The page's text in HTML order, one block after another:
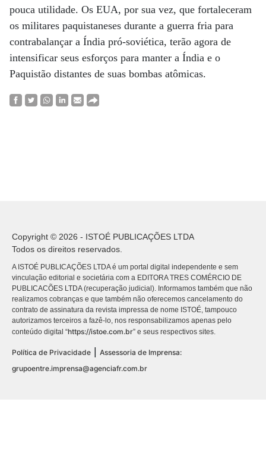
pouca utilidade. Os EUA, por sua vez, que fortaleceram
os militares paquistaneses durante a guerra fria para
contrabalançar a Índia pró-soviética, terão agora de
intensificar seus esforços para manter a Índia e o
Paquistão distantes de suas bombas atômicas.
Copyright © 2026 - ISTOÉ PUBLICAÇÕES LTDA
Todos os direitos reservados.
A ISTOÉ PUBLICAÇÕES LTDA é um portal digital independente e sem
vinculação editorial e societária com a EDITORA TRES COMÉRCIO DE
PUBLICACÕES LTDA (recuperação judicial). Informamos também que não
realizamos cobranças e que também não oferecemos cancelamento do
contrato de assinatura da revista impressa de nome ISTOÉ, tampouco
autorizamos terceiros a fazê-lo, nos responsabilizamos apenas pelo
conteúdo digital “https://istoe.com.br” e seus respectivos sites.
Política de Privacidade
Assessoria de Imprensa:
grupoentre.imprensa@agenciafr.com.br